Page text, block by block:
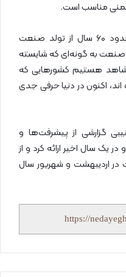
مناسب است.
آیت الله حسینی بوشهری افزود: حدود ۶۰ سال از تولد صنعت
صنعت به گونه‌ای که شایسته
شاهد هستیم کشور‌هایی که
اند، اکنون در دنیا حرفی جدی
گزارشی از پیشرفت‌ها و
یک سال اخیر ارائه کرد و از
اردیبهشت و شهریور سال
https://